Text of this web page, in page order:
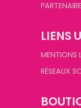
LIENS
MENTIONS
RÉSEAUX